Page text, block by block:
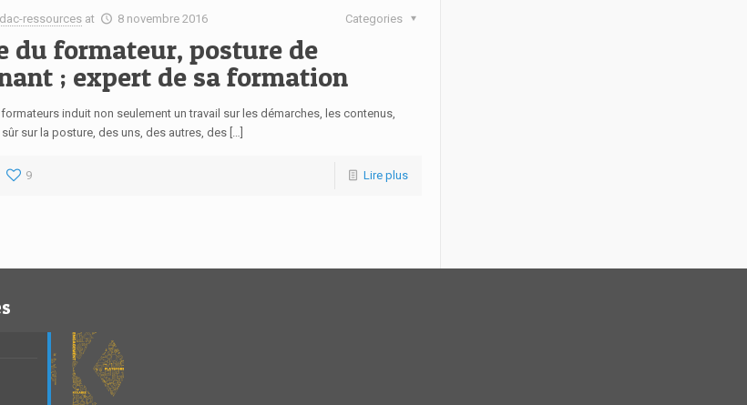
ressources at 8 novembre 2016 Categories
du formateur, posture de
; expert de sa formation
induit non seulement un travail sur les démarches, les contenus,
sur la posture, des uns, des autres, des […]
9 Lire plus